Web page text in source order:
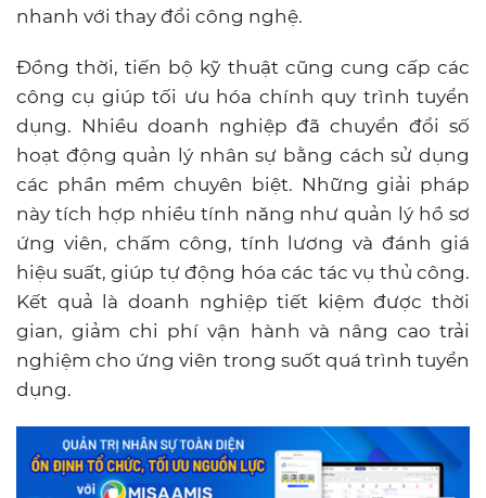
nhanh với thay đổi công nghệ.
Đồng thời, tiến bộ kỹ thuật cũng cung cấp các
công cụ giúp tối ưu hóa chính quy trình tuyển
dụng. Nhiều doanh nghiệp đã chuyển đổi số
hoạt động quản lý nhân sự bằng cách sử dụng
các phần mềm chuyên biệt. Những giải pháp
này tích hợp nhiều tính năng như quản lý hồ sơ
ứng viên, chấm công, tính lương và đánh giá
hiệu suất, giúp tự động hóa các tác vụ thủ công.
Kết quả là doanh nghiệp tiết kiệm được thời
gian, giảm chi phí vận hành và nâng cao trải
nghiệm cho ứng viên trong suốt quá trình tuyển
dụng.